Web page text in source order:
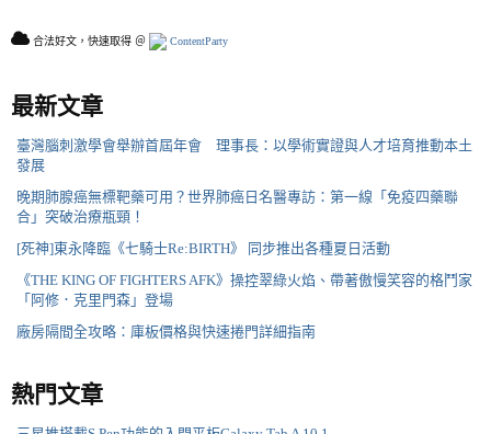
合法好文，快速取得 ＠ ContentParty
最新文章
臺灣腦刺激學會舉辦首屆年會 理事長：以學術實證與人才培育推動本土
發展
晚期肺腺癌無標靶藥可用？世界肺癌日名醫專訪：第一線「免疫四藥聯
合」突破治療瓶頸！
[死神]東永降臨《七騎士Re:BIRTH》 同步推出各種夏日活動
《THE KING OF FIGHTERS AFK》操控翠綠火焰、帶著傲慢笑容的格鬥家
「阿修．克里門森」登場
廠房隔間全攻略：庫板價格與快速捲門詳細指南
熱門文章